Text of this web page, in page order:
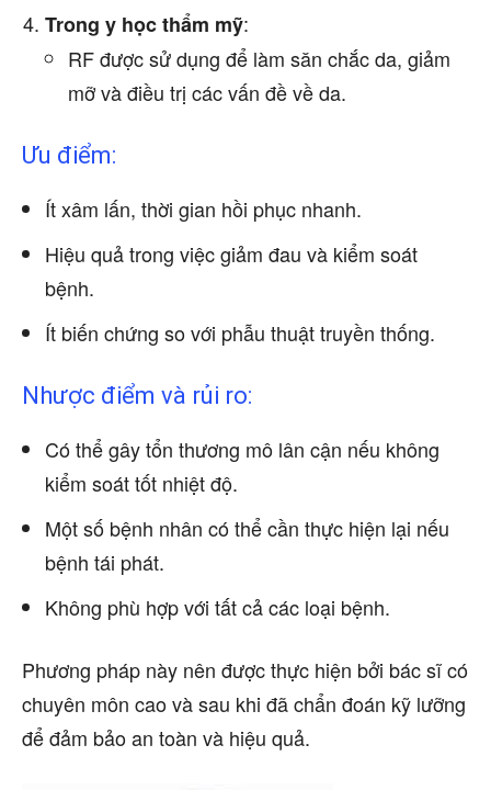
Trong y học thẩm mỹ:
RF được sử dụng để làm săn chắc da, giảm
mỡ và điều trị các vấn đề về da.
Ưu điểm:
Ít xâm lấn, thời gian hồi phục nhanh.
Hiệu quả trong việc giảm đau và kiểm soát
bệnh.
Ít biến chứng so với phẫu thuật truyền thống.
Nhược điểm và rủi ro:
Có thể gây tổn thương mô lân cận nếu không
kiểm soát tốt nhiệt độ.
Một số bệnh nhân có thể cần thực hiện lại nếu
bệnh tái phát.
Không phù hợp với tất cả các loại bệnh.
Phương pháp này nên được thực hiện bởi bác sĩ có
chuyên môn cao và sau khi đã chẩn đoán kỹ lưỡng
để đảm bảo an toàn và hiệu quả.